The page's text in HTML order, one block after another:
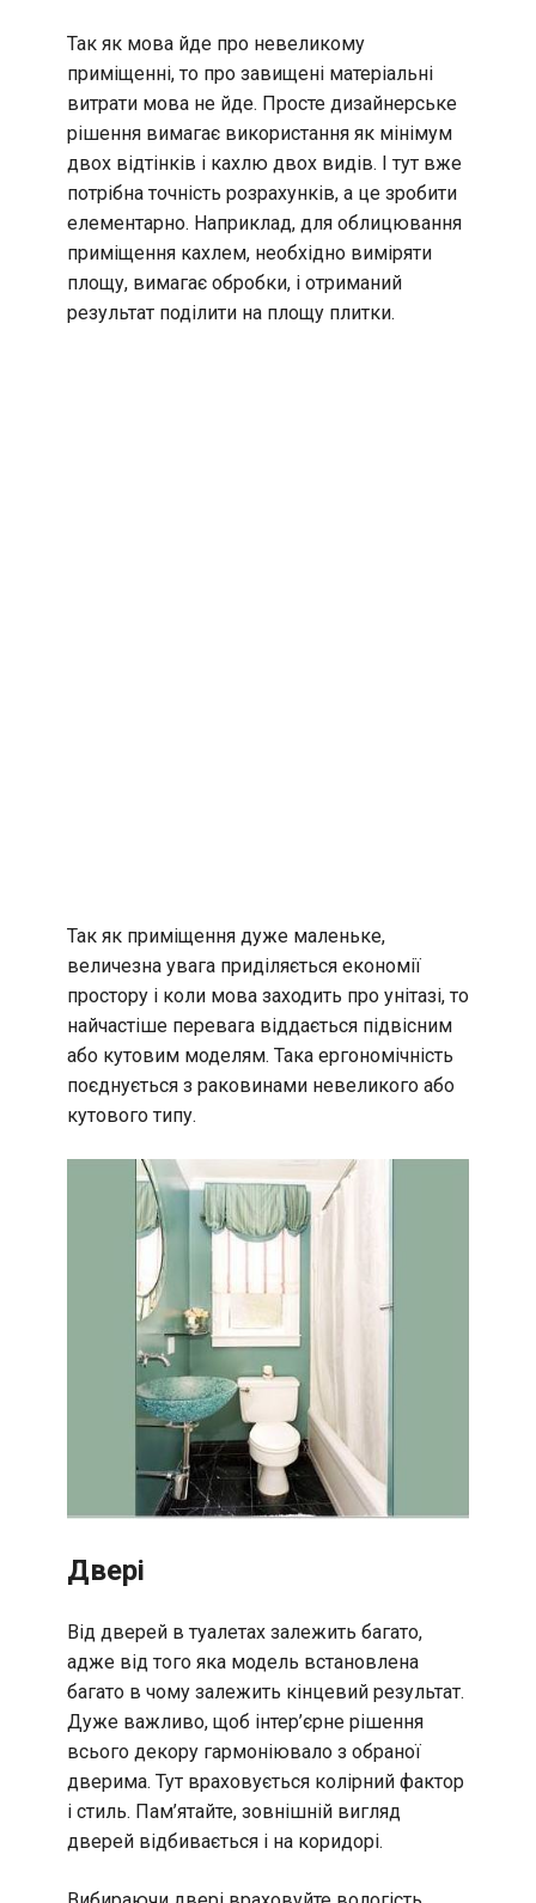
Так як мова йде про невеликому
приміщенні, то про завищені матеріальні
витрати мова не йде. Просте дизайнерське
рішення вимагає використання як мінімум
двох відтінків і кахлю двох видів. І тут вже
потрібна точність розрахунків, а це зробити
елементарно. Наприклад, для облицювання
приміщення кахлем, необхідно виміряти
площу, вимагає обробки, і отриманий
результат поділити на площу плитки.
Так як приміщення дуже маленьке,
величезна увага приділяється економії
простору і коли мова заходить про унітазі, то
найчастіше перевага віддається підвісним
або кутовим моделям. Така ергономічність
поєднується з раковинами невеликого або
кутового типу.
Двері
Від дверей в туалетах залежить багато,
адже від того яка модель встановлена
багато в чому залежить кінцевий результат.
Дуже важливо, щоб інтер’єрне рішення
всього декору гармоніювало з обраної
дверима. Тут враховується колірний фактор
і стиль. Пам’ятайте, зовнішній вигляд
дверей відбивається і на коридорі.